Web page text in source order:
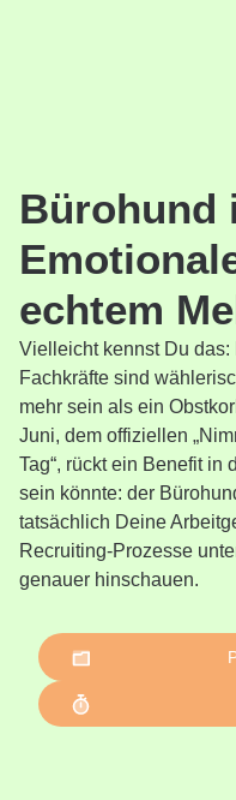
Bürohund
echtem
Vielleicht kennst Du das:
Fachkräfte sind
mehr sein als ein
Juni, dem offiziellen
Tag“, rückt ein Benefit in
sein könnte: der
tatsächlich Deine
Recruiting-Prozesse
genauer hinschauen.